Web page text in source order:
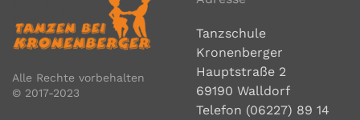
https://www.n-tv.de/ratgeber/Das-sind-die-
Gewinner-des-Service-Preises-2026-
Alle Rechte vorbehalten
© 2017-2023
Tanzschule
Kronenberger
Hauptstraße 2
69190 Walldorf
Telefon (06227) 89 14